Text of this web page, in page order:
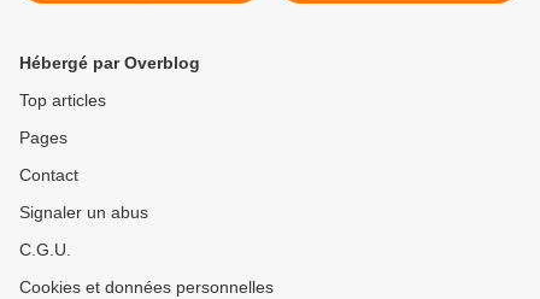
Hébergé par Overblog
Top articles
Pages
Contact
Signaler un abus
C.G.U.
Cookies et données personnelles